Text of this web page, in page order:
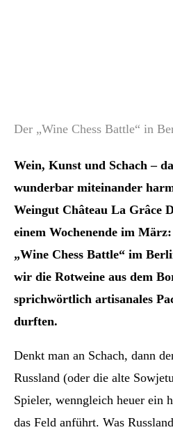
Der „Wine Chess Battle“ in
Wein, Kunst und Schach –
wunderbar miteinander
Weingut Château La Grâce
einem Wochenende im
„Wine Chess Battle“ im
wir die Rotweine aus dem
sprichwörtlich artisanales
durften.
Denkt man an Schach, dann
Russland (oder die alte
Spieler, wenngleich heuer ein
das Feld anführt. Was